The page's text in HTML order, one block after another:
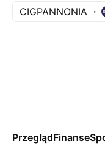
CIGPANNONIA
PrzeglądFinanse